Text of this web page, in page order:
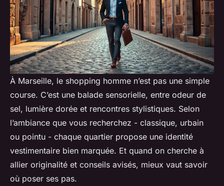
À Marseille, le shopping homme n’est pas une simple
course. C’est une balade sensorielle, entre odeur de
sel, lumière dorée et rencontres stylistiques. Selon
l’ambiance que vous recherchez - classique, urbain
ou pointu - chaque quartier propose une identité
vestimentaire bien marquée. Et quand on cherche à
allier originalité et conseils avisés, mieux vaut savoir
où poser ses pas.